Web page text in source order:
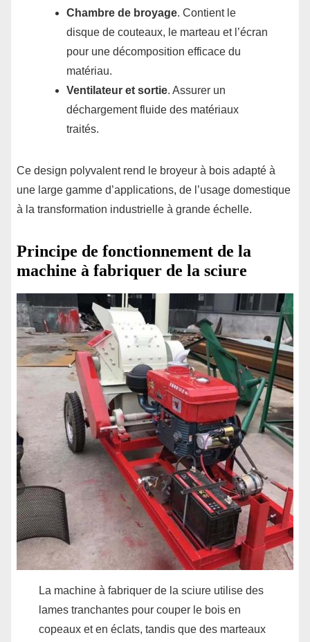
Chambre de broyage. Contient le
disque de couteaux, le marteau et l’écran
pour une décomposition efficace du
matériau.
Ventilateur et sortie. Assurer un
déchargement fluide des matériaux
traités.
Ce design polyvalent rend le broyeur à bois adapté à
une large gamme d’applications, de l’usage domestique
à la transformation industrielle à grande échelle.
Principe de fonctionnement de la
machine à fabriquer de la sciure
La machine à fabriquer de la sciure utilise des
lames tranchantes pour couper le bois en
copeaux et en éclats, tandis que des marteaux